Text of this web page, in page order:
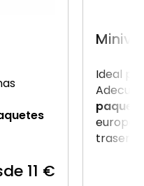
11 €
Ideal
trasera.